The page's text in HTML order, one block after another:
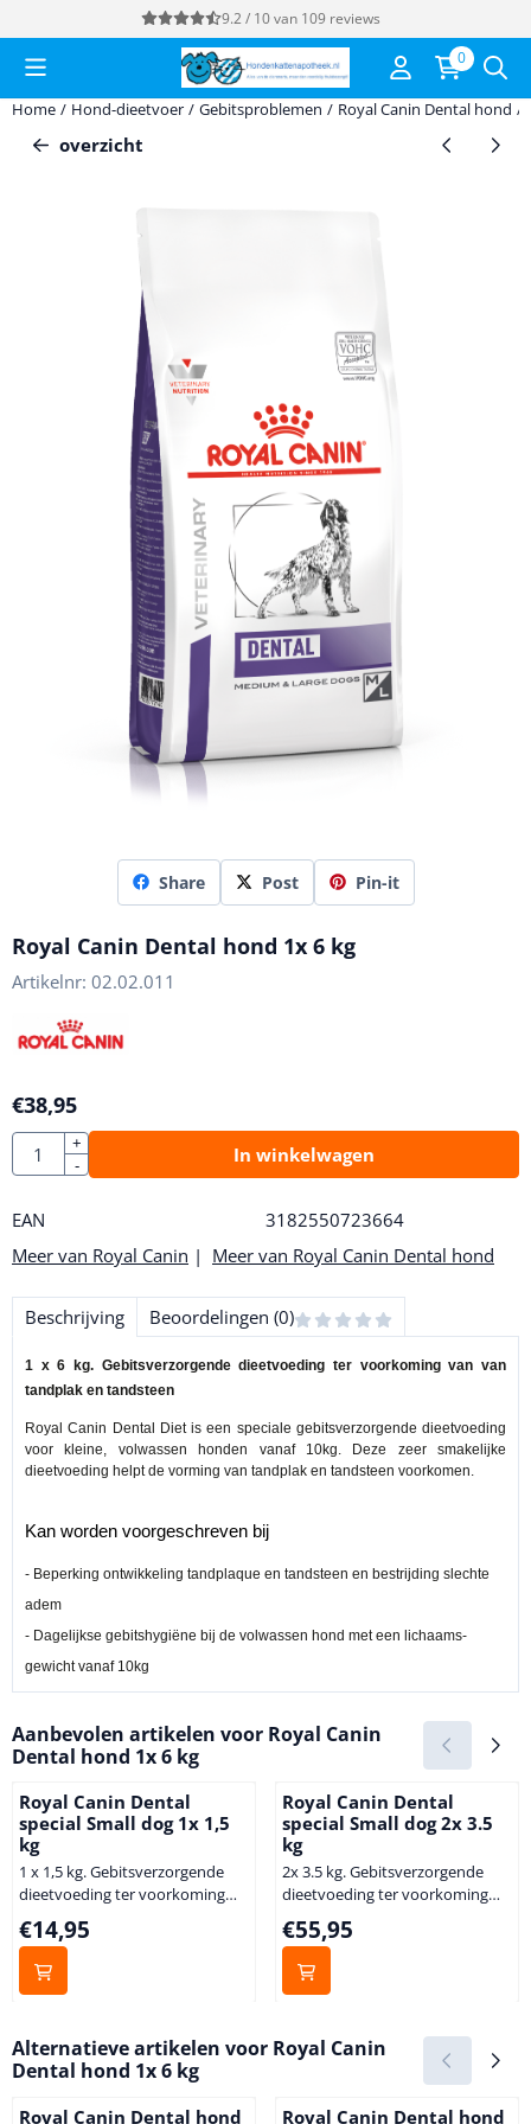
Cookievoorkeuren zijn momenteel gesloten.
9.2 / 10van 109 reviews
0
Home / Hond-dieetvoer / Gebitsproblemen / Royal Canin Dental hond /
overzicht
Share Post Pin-it
Royal Canin Dental hond 1x 6 kg
Artikelnr: 02.02.011
€38,95
Aantal
+
-
In winkelwagen
EAN
3182550723664
Meer van Royal Canin | Meer van Royal Canin Dental hond
Beschrijving Beoordelingen (0)
1 x 6 kg. Gebitsverzorgende dieetvoeding ter voorkoming van van
tandplak en tandsteen
Royal Canin Dental Diet is een speciale gebitsverzorgende dieetvoeding
voor kleine, volwassen honden vanaf 10kg. Deze zeer smakelijke
dieetvoeding helpt de vorming van tandplak en tandsteen voorkomen.
Kan worden voorgeschreven bij
- Beperking ontwikkeling tandplaque en tandsteen en bestrijding slechte
adem
- Dagelijkse gebitshygiëne bij de volwassen hond met een lichaams-
gewicht vanaf 10kg
Aanbevolen artikelen voor Royal Canin
Dental hond 1x 6 kg
Royal Canin Dental
special Small dog 1x 1,5
kg
1 x 1,5 kg. Gebitsverzorgende
dieetvoeding ter voorkoming
van van tandplak en tandsteen
Royal Canin Dental Diet is een
speciale gebitsverzorgende
dieetvoeding voor kleine,
dieetvoeding helpt de vorming
van tandplak en tandsteen
voorgeschreven bij - Beperking
Prijs: 14,95
€14,95
Royal Canin Dental
special Small dog 2x 3.5
kg
2x 3.5 kg. Gebitsverzorgende
dieetvoeding ter voorkoming
van van tandplak en tandsteen
Royal Canin Dental Diet is een
speciale gebitsverzorgende
dieetvoeding voor kleine,
dieetvoeding helpt de vorming
van tandplak en tandsteen
voorgeschreven bij - Beperking
Prijs: 55,95
€55,95
Alternatieve artikelen voor Royal Canin
Dental hond 1x 6 kg
Royal Canin Dental hond
Royal Canin Dental hond